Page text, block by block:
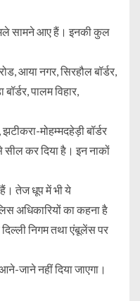
सामने आए हैं। इनकी कुल
आया नगर, सिरहौल बॉर्डर,
पालम विहार,
झटीकरा-मोहम्मदहेड़ी बॉर्डर
कर दिया है। इन नाकों
हैं। तेज धूप में भी ये
अधिकारियों का कहना है
निगम तथा एंबूलेंस पर
जाने नहीं दिया जाएगा।